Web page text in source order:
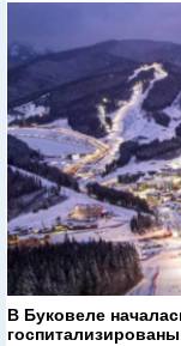
В Буковеле
госпитализированы